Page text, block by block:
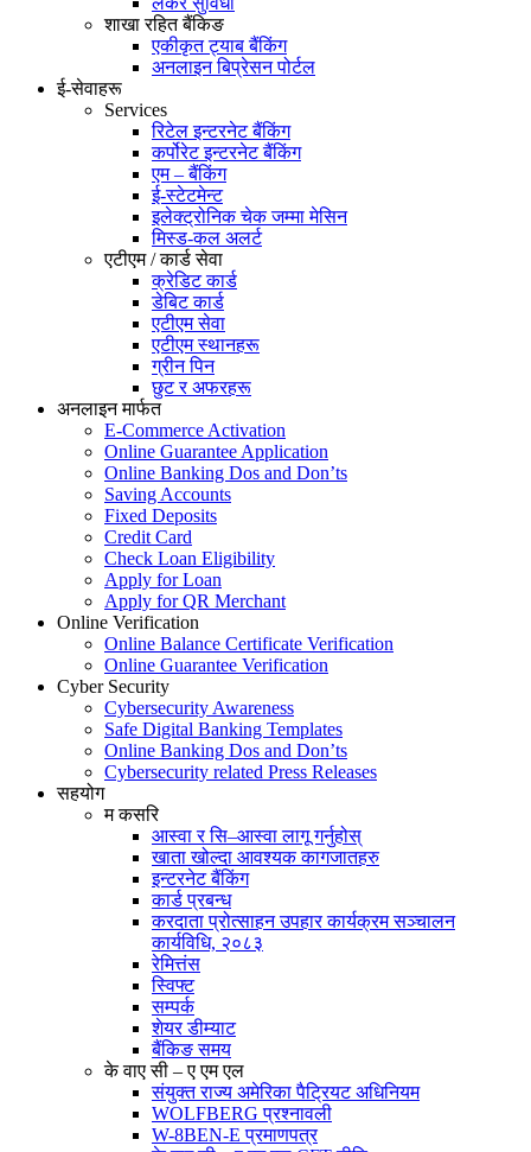
शाखा रहित बैंकिङ
एकीकृत ट्याब बैंकिंग
अनलाइन बिप्रेसन पोर्टल
ई-सेवाहरू
Services
रिटेल इन्टरनेट बैंकिंग
कर्पोरेट इन्टरनेट बैंकिंग
एम – बैंकिंग
ई-स्टेटमेन्ट
इलेक्ट्रोनिक चेक जम्मा मेसिन
मिस्ड-कल अलर्ट
एटीएम / कार्ड सेवा
क्रेडिट कार्ड
डेबिट कार्ड
एटीएम सेवा
एटीएम स्थानहरू
ग्रीन पिन
छुट र अफरहरू
अनलाइन मार्फत
E-Commerce Activation
Online Guarantee Application
Online Banking Dos and Don’ts
Saving Accounts
Fixed Deposits
Credit Card
Check Loan Eligibility
Apply for Loan
Apply for QR Merchant
Online Verification
Online Balance Certificate Verification
Online Guarantee Verification
Cyber Security
Cybersecurity Awareness
Safe Digital Banking Templates
Online Banking Dos and Don’ts
Cybersecurity related Press Releases
सहयोग
म कसरि
आस्वा र सि–आस्वा लागू गर्नुहोस्
खाता खोल्दा आवश्यक कागजातहरु
इन्टरनेट बैंकिंग
कार्ड प्रबन्ध
करदाता प्रोत्साहन उपहार कार्यक्रम सञ्चालन
कार्यविधि, २०८३
रेमित्तंस
स्विफ्ट
सम्पर्क
शेयर डीम्याट
बैंकिङ समय
के वाए सी – ए एम एल
संयुक्त राज्य अमेरिका पैट्रियट अधिनियम
WOLFBERG प्रश्नावली
W-8BEN-E प्रमाणपत्र